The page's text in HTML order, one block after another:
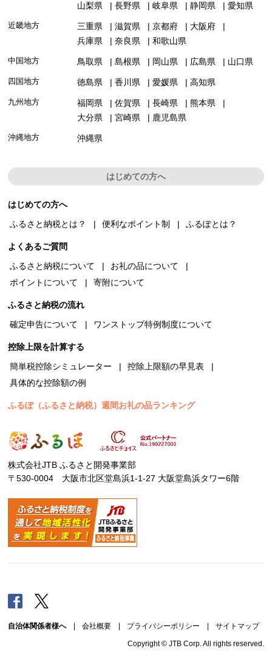
山梨県
長野県 岐阜県 静岡県 愛知県
近畿地方 三重県 滋賀県 京都府
大阪府
兵庫県
奈良県 和歌山県
中国地方 鳥取県 島根県 岡山県 広島県 山口県
四国地方 徳島県 香川県 愛媛県 高知県
九州地方 福岡県 佐賀県 長崎県
熊本県
大分県
宮崎県 鹿児島県
沖縄地方 沖縄県
はじめての方へ
はじめての方へ
ふるさと納税とは？
便利なポイント制 ふるぽとは？
よくあるご質問
ふるさと納税について
お礼の品について
ポイントについて
寄附について
ふるさと納税の流れ
確定申告について
ワンストップ特例制度について
控除上限を計算する
簡単税控除シミュレーター
控除上限額の早見表
具体的な控除額の例
ふるぽ（ふるさと納税）週間お礼の品ランキング
株式会社JTB ふるさと開発事業部
〒530-0004 大阪市北区堂島浜1-1-27 大阪堂島浜タワー6階
Facebook
自治体関係者様へ| 会社概要 プライバシーポリシー サイトマップ
Copyright © JTB Corp. All rights reserved.